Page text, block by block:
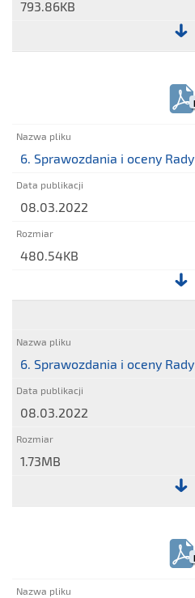
793.86KB
Plik:
w
sprawie
podziału
zysku
netto
za
rok
6. Sprawozdania i oceny
08.03.2022
480.54KB
Plik:
Sprawozdania
i
Rady
Nadzorczej
za
2021
6. Sprawozdania i oceny
08.03.2022
1.73MB
Plik:
oceny